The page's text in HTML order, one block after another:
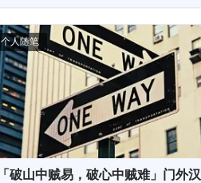
个人随笔
「破山中贼易，破心中贼难」门外汉